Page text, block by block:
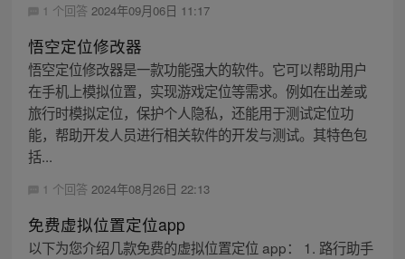
1 个回答 2024年09月06日 11:17
悟空定位修改器
悟空定位修改器是一款功能强大的软件。它可以帮助用户
在手机上模拟位置，实现游戏定位等需求。例如在出差或
旅行时模拟定位，保护个人隐私，还能用于测试定位功
能，帮助开发人员进行相关软件的开发与测试。其特色包
括...
1 个回答 2024年08月26日 22:13
免费虚拟位置定位app
以下为您介绍几款免费的虚拟位置定位 app： 1. 路行助手